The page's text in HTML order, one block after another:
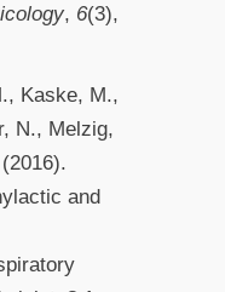
, 6(3),
Kaske, M.,
N., Melzig,
and